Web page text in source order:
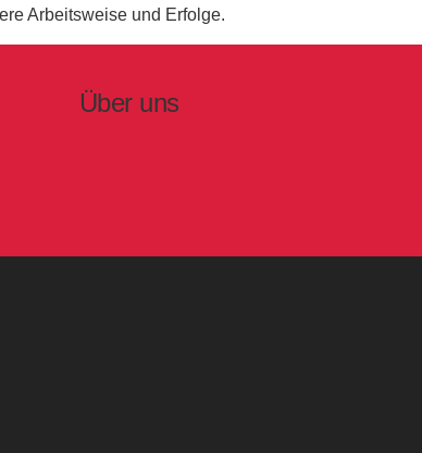
Arbeitsweise und Erfolge.
Über uns